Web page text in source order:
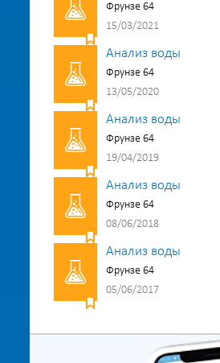
Фрунзе 64
15/03/2021
Анализ воды
Фрунзе 64
13/05/2020
Анализ воды
Фрунзе 64
19/04/2019
Анализ воды
Фрунзе 64
08/06/2018
Анализ воды
Фрунзе 64
05/06/2017